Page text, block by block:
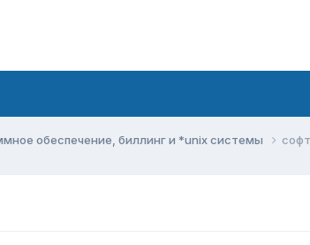
обеспечение, биллинг и *unix системы